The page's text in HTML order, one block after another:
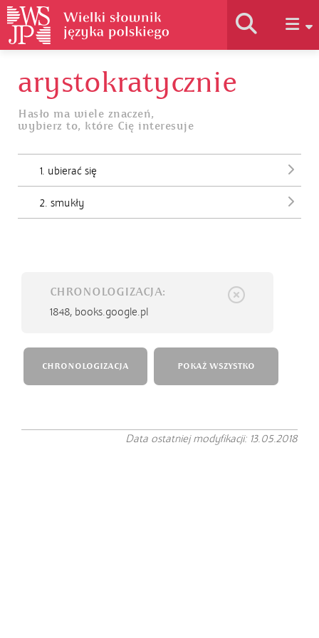
Historia słownika
Jak korzystać
arystokratycznie
Hasło ma wiele znaczeń,
wybierz to, które Cię interesuje
1. ubierać się
2. smukły
CHRONOLOGIZACJA:
1848, books.google.pl
CHRONOLOGIZACJA POKAŻ WSZYSTKO
Data ostatniej modyfikacji: 13.05.2018